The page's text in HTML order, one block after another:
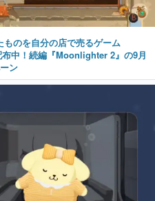
ものを自分の店で売るゲーム
中！続編『Moonlighter 2』の9月
ン